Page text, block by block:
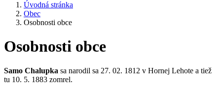
Úvodná stránka
Obec
Osobnosti obce
Osobnosti obce
Samo Chalupka sa narodil sa 27. 02. 1812 v Hornej Lehote a tiež
tu 10. 5. 1883 zomrel.